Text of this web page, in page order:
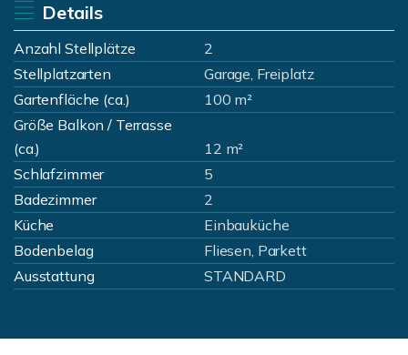
Details
Anzahl Stellplätze
2
Stellplatzarten
Garage, Freiplatz
Gartenfläche (ca.)
100 m²
Größe Balkon / Terrasse
(ca.)
12 m²
Schlafzimmer
5
Badezimmer
2
Küche
Einbauküche
Bodenbelag
Fliesen, Parkett
Ausstattung
STANDARD